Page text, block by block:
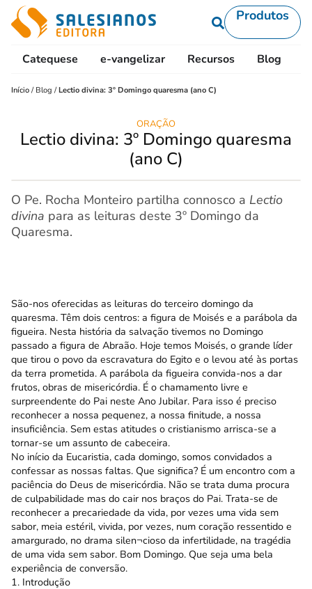
Produtos
Catequese e-vangelizar Recursos Blog
Início / Blog /Lectio divina: 3º Domingo quaresma (ano C)
ORAÇÃO
Lectio divina: 3º Domingo quaresma
(ano C)
O Pe. Rocha Monteiro partilha connosco a Lectio
divina para as leituras deste 3º Domingo da
Quaresma.
São-nos oferecidas as leituras do terceiro domingo da
quaresma. Têm dois centros: a figura de Moisés e a parábola da
figueira. Nesta história da salvação tivemos no Domingo
passado a figura de Abraão. Hoje temos Moisés, o grande líder
que tirou o povo da escravatura do Egito e o levou até às portas
da terra prometida. A parábola da figueira convida-nos a dar
frutos, obras de misericórdia. É o chamamento livre e
surpreendente do Pai neste Ano Jubilar. Para isso é preciso
reconhecer a nossa pequenez, a nossa finitude, a nossa
insuficiência. Sem estas atitudes o cristianismo arrisca-se a
tornar-se um assunto de cabeceira.
No início da Eucaristia, cada domingo, somos convidados a
confessar as nossas faltas. Que significa? É um encontro com a
paciência do Deus de misericórdia. Não se trata duma procura
de culpabilidade mas do cair nos braços do Pai. Trata-se de
reconhecer a precariedade da vida, por vezes uma vida sem
sabor, meia estéril, vivida, por vezes, num coração ressentido e
amargurado, no drama silen¬cioso da infertilidade, na tragédia
de uma vida sem sabor. Bom Domingo. Que seja uma bela
experiência de conversão.
1. Introdução